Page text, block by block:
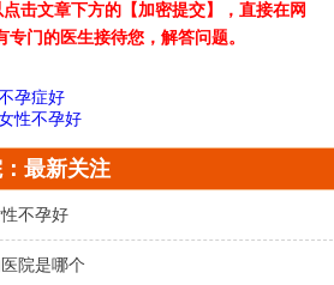
击文章下方的【加密提交】，直接在网
门的医生接待您，解答问题。
孕症好
性不孕好
最新关注
不孕好
院是哪个